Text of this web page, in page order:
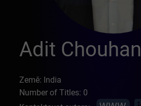
Adit Chouhan
Země: India
Number of Titles: 0